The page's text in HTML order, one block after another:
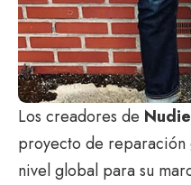
Los creadores de
proyecto de reparación
nivel global para su